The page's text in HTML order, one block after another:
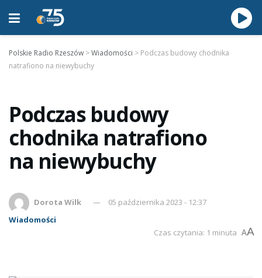
Polskie Radio Rzeszów >Wiadomości > Podczas budowy chodnika
natrafiono na niewybuchy
Podczas budowy
chodnika natrafiono
na niewybuchy
Dorota Wilk
05 października 2023 - 12:37
Wiadomości
Czas czytania: 1 minuta AA